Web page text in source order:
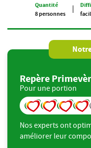
Quantité
8 personnes
Repère
Pour une portion
Nos experts ont
améliorer leur